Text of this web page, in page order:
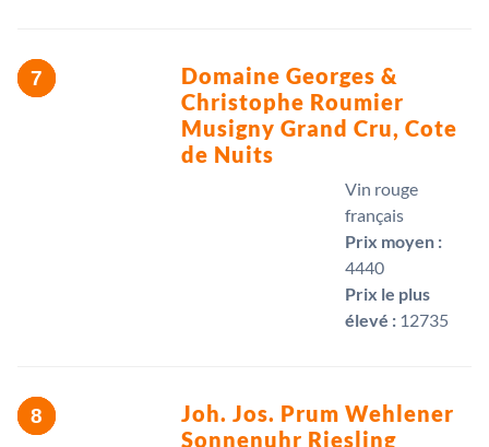
Domaine Georges &
Christophe Roumier
Musigny Grand Cru, Cote
de Nuits
Vin rouge
français
Prix moyen :
4440 
Prix le plus
élevé : 12735 
Joh. Jos. Prum Wehlener
Sonnenuhr Riesling